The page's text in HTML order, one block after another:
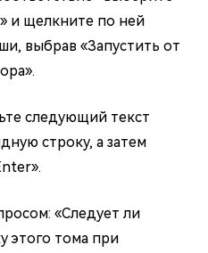
и щелкните по ней
выбрав «Запустить от
следующий текст
строку, а затем
«Следует ли
этого тома при